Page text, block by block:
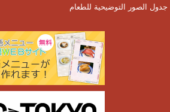
جدول الصور التوضيحية للطعام